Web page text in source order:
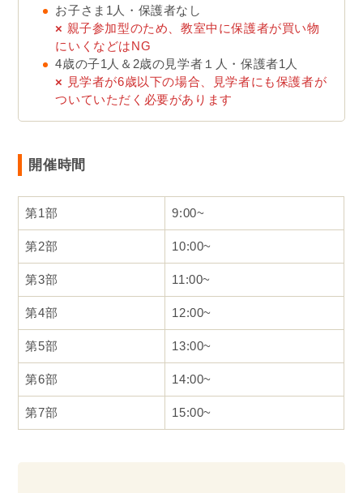
お子さま1人・保護者なし
× 親子参加型のため、教室中に保護者が買い物
にいくなどはNG
4歳の子1人＆2歳の見学者１人・保護者1人
× 見学者が6歳以下の場合、見学者にも保護者が
ついていただく必要があります
開催時間
第1部 9:00~
第2部 10:00~
第3部 11:00~
第4部 12:00~
第5部 13:00~
第6部 14:00~
第7部 15:00~